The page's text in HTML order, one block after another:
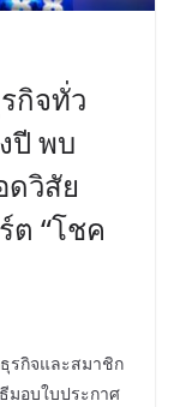
กิจทั่ว
ปี พบ
ดวิสัย
ต “โชค
รกิจและสมาชิก
มอบใบประกาศ